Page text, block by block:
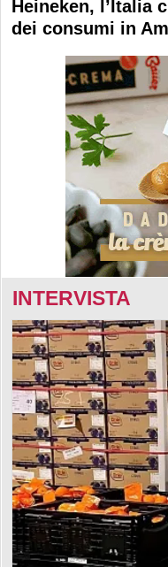
Heineken, l’Italia
dei consumi in
INTERVISTA